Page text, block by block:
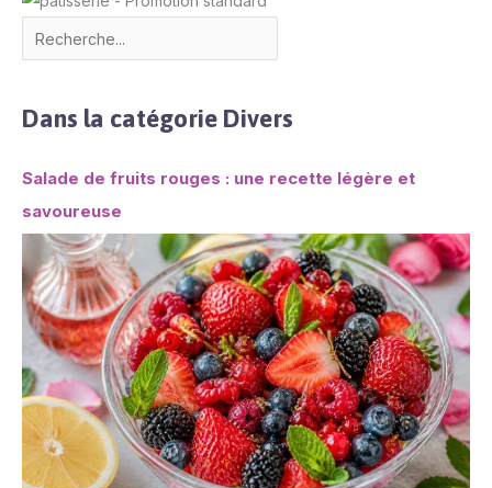
Dans la catégorie Divers
Salade de fruits rouges : une recette légère et
savoureuse